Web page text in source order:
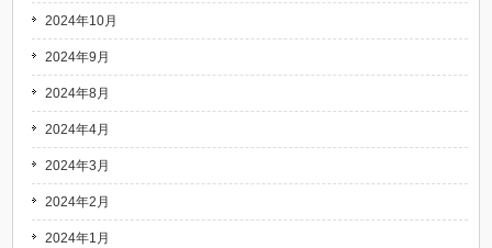
2024年10月
2024年9月
2024年8月
2024年4月
2024年3月
2024年2月
2024年1月